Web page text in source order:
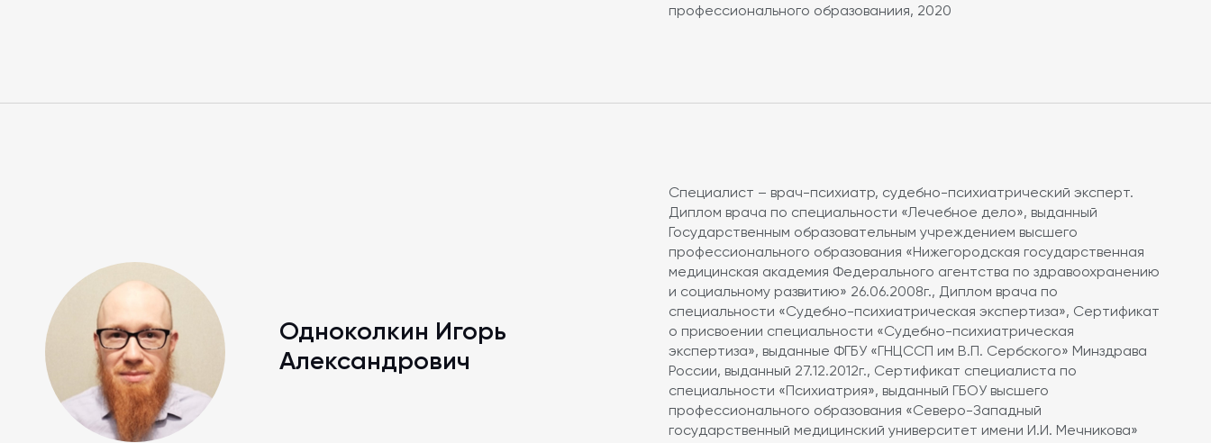
профессионального образованиия, 2020
Одноколкин Игорь
Александрович
Специалист – врач-психиатр, судебно-психиатрический эксперт.
Диплом врача по специальности «Лечебное дело», выданный
Государственным образовательным учреждением высшего
профессионального образования «Нижегородская государственная
медицинская академия Федерального агентства по здравоохранению
и социальному развитию» 26.06.2008г., Диплом врача по
специальности «Судебно-психиатрическая экспертиза», Сертификат
о присвоении специальности «Судебно-психиатрическая
экспертиза», выданные ФГБУ «ГНЦССП им В.П. Сербского» Минздрава
России, выданный 27.12.2012г., Сертификат специалиста по
специальности «Психиатрия», выданный ГБОУ высшего
профессионального образования «Северо-Западный
государственный медицинский университет имени И.И. Мечникова»